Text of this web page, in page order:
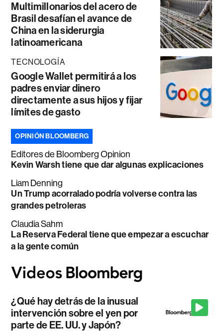
Multimillonarios del acero de
Brasil desafían el avance de
China en la siderurgia
latinoamericana
TECNOLOGÍA
Google Wallet permitirá a los
padres enviar dinero
directamente a sus hijos y fijar
límites de gasto
OPINIÓN BLOOMBERG
Editores de Bloomberg Opinion
Kevin Warsh tiene que dar algunas explicaciones
Liam Denning
Un Trump acorralado podría volverse contra las
grandes petroleras
Claudia Sahm
La Reserva Federal tiene que empezar a escuchar
a la gente común
¿Qué hay detrás de la inusual
intervención sobre el yen por
parte de EE. UU. y Japón?